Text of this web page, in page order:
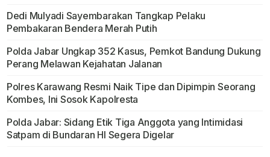
Dedi Mulyadi Sayembarakan Tangkap Pelaku
Pembakaran Bendera Merah Putih
Polda Jabar Ungkap 352 Kasus, Pemkot Bandung Dukung
Perang Melawan Kejahatan Jalanan
Polres Karawang Resmi Naik Tipe dan Dipimpin Seorang
Kombes, Ini Sosok Kapolresta
Polda Jabar: Sidang Etik Tiga Anggota yang Intimidasi
Satpam di Bundaran HI Segera Digelar